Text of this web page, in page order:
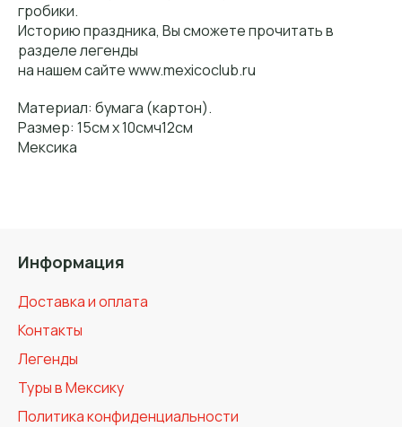
гробики.
Историю праздника, Вы сможете прочитать в
разделе легенды
на нашем сайте www.mexicoclub.ru
Материал: бумага (картон).
Размер: 15см х 10смч12см
Мексика
Информация
Доставка и оплата
Контакты
Легенды
Туры в Мексику
Политика конфиденциальности